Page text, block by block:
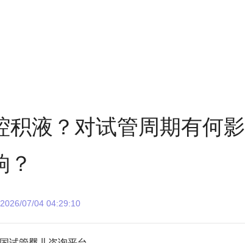
积液？对试管周期有何影
？
2026/07/04 04:29:10